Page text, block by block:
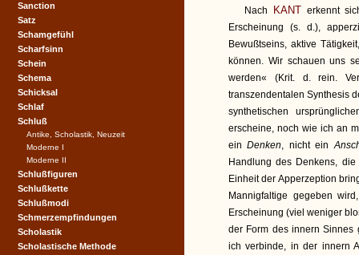
Nach KANT erkennt
Erscheinung (s. d.),
Bewußtseins, aktive
können. Wir schauen uns
werden« (Krit. d. rein.
transzendentalen Synthesis
synthetischen
erscheine, noch wie ich an
einDenken, nicht ein
Handlung des Denkens,
Einheit der Apperzeption
Mannigfaltige gegeben
Erscheinung (viel weniger
der Form des innern Sinnes
ich verbinde, in der innern
Sanction
Satz
Schamgefühl
Scharfsinn
Schein
Schema
Schicksal
Schlaf
Schluß
Antike, Scholastik, Neuzeit
Moderne I
Moderne II
Schlußfiguren
Schlußkette
Schlußmodi
Schmerzempfindungen
Scholastik
Scholastische Methode